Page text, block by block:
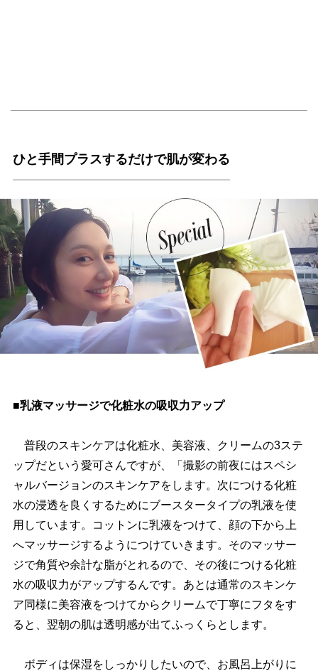
ひと手間プラスするだけで肌が変わる
■乳液マッサージで化粧水の吸収力アップ
普段のスキンケアは化粧水、美容液、クリームの3ステ
ップだという愛可さんですが、「撮影の前夜にはスペシ
ャルバージョンのスキンケアをします。次につける化粧
水の浸透を良くするためにブースタータイプの乳液を使
用しています。コットンに乳液をつけて、顔の下から上
へマッサージするようにつけていきます。そのマッサー
ジで角質や余計な脂がとれるので、その後につける化粧
水の吸収力がアップするんです。あとは通常のスキンケ
ア同様に美容液をつけてからクリームで丁寧にフタをす
ると、翌朝の肌は透明感が出てふっくらとします。
ボディは保湿をしっかりしたいので、お風呂上がりに